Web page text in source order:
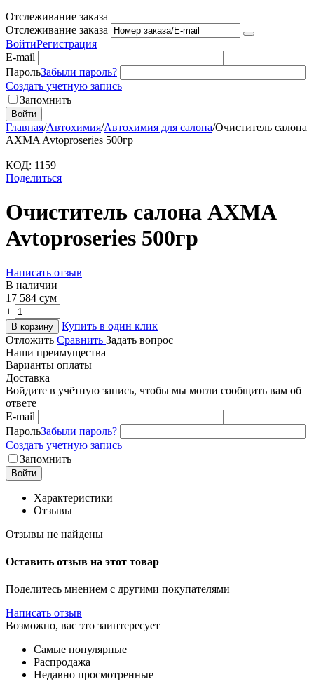
Отслеживание заказа
Отслеживание заказа
ВойтиРегистрация
E-mail
ПарольЗабыли пароль?
Создать учетную запись
Запомнить
Войти
Главная/Автохимия/Автохимия для салона/Очиститель салона
AXMA Avtoproseries 500гр
КОД: 1159
Поделиться
Очиститель салона AXMA
Avtoproseries 500гр
Написать отзыв
В наличии
17 584 сум
+
−
В корзину
Купить в один клик
Отложить Сравнить Задать вопрос
Наши преимущества
Варианты оплаты
Доставка
Войдите в учётную запись, чтобы мы могли сообщить вам об
ответе
E-mail
ПарольЗабыли пароль?
Создать учетную запись
Запомнить
Войти
Характеристики
Отзывы
Отзывы не найдены
Оставить отзыв на этот товар
Поделитесь мнением с другими покупателями
Написать отзыв
Возможно, вас это заинтересует
Самые популярные
Распродажа
Недавно просмотренные